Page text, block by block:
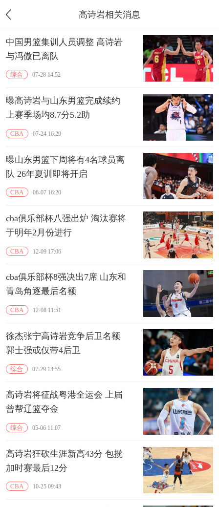
高诗岩相关消息
中国男篮集训人员调整 高诗岩
与冯傲已离队
综合 07-28 14:52
曝高诗岩与山东男篮完成续约
上赛季场均8.7分5.2助
CBA 07-24 16:29
曝山东男篮下周将有4名球员离
队 26年夏训即将开启
CBA 06-07 16:20
cba俱乐部杯八强出炉 淘汰赛将
于明年2月份进行
CBA 12-09 17:06
cba俱乐部杯8强决出7席 山东和
青岛角逐最后名额
CBA 12-08 11:51
徐杰张宁高诗岩竞争后卫名额
郭士强或仅带4后卫
综合 07-29 13:55
高诗岩将征战粤港全运会 上届
曾帮辽篮夺金
综合 05-06 11:07
高诗岩狂砍生涯新高43分 包揽
加时赛最后12分
CBA 10-25 09:43